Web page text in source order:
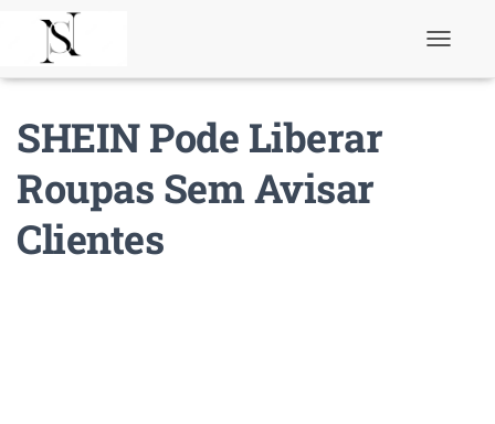
SHEIN Pode Liberar
Roupas Sem Avisar
Clientes